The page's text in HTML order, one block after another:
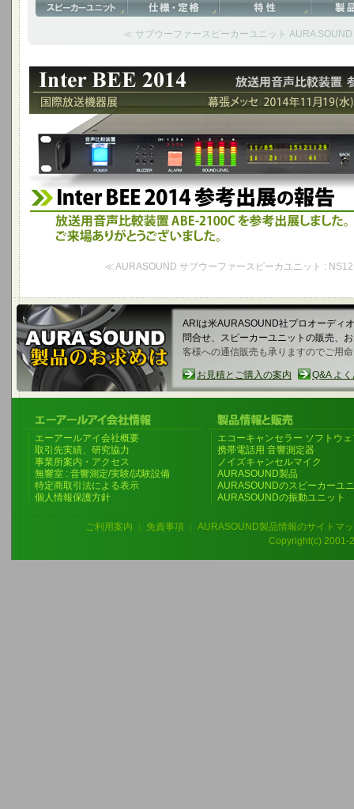
≪ サブウーファースピーカーユニット AURA
Inter BEE 2014 参考出品の報告 - 幕張メッセ 2014年11月
放送用音声比較装置 ABE-2100Cを国際放送機器展に参考出展しました。
≪ AURASOUND サブウーファースピーカユニット :
ARIは米AURASOUND社プロオーディ
問合せ、スピーカーユニットの販売、
客様への通信販売も承りますのでご用
お見積とご購入の案内 Q&A よ
エーアールアイ会社概要
取引先実績、研究協力
事業所案内・アクセス
無響室 : 音響測定/実験/試験設備
特定商取引法による表示
個人情報保護方針
エコーキャンセラー ソフトウ
携帯電話用 音響測定器
ノイズキャンセルマイク
AURASOUND製品
AURASOUNDのスピーカーユ
AURASOUNDの振動ユニット
ご利用案内 免責事項
AURASOUND製品情報のサイトマ
Copyright(c) 2001-